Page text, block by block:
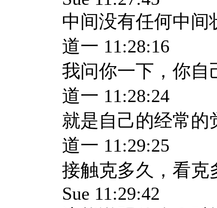
中间没有任何中间
道一 11:28:16
我问你一下，你自
道一 11:28:24
就是自己的经常的
道一 11:29:25
接触克多久，看克
Sue 11:29:42